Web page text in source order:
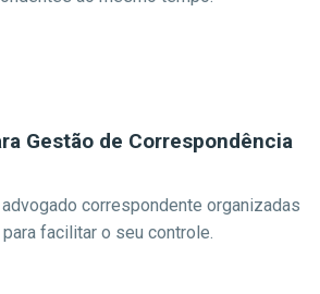
Gestão de Correspondência
correspondente organizadas
facilitar o seu controle.